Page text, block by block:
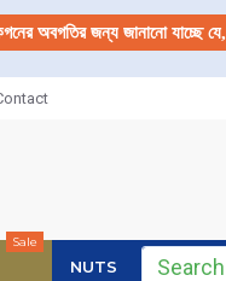
অবগতির জন্য জানানো যাচ্ছে যে,
Sale
NUTS